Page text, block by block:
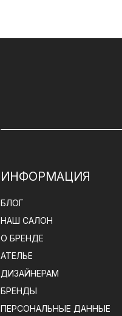
ИНФОРМАЦИЯ
БЛОГ
НАШ САЛОН
О БРЕНДЕ
АТЕЛЬЕ
ДИЗАЙНЕРАМ
БРЕНДЫ
ПЕРСОНАЛЬНЫЕ ДАННЫЕ